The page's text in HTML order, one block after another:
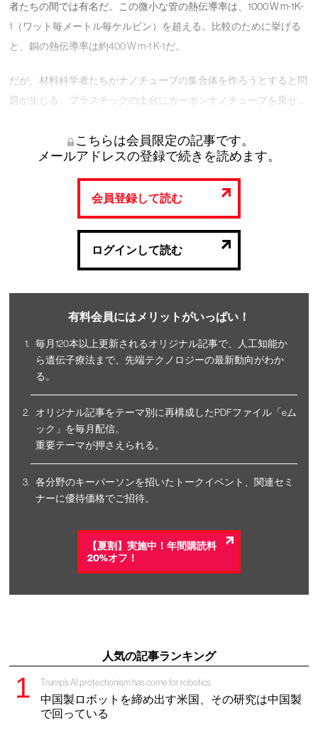
者たちの間では有名だ。この微小な管の熱伝導率は、1000 W m-1K-
1（ワット毎メートル毎ケルビン）を超える。比較のために挙げる
と、銅の熱伝導率は約400 W m-1 K-1だ。
だが、材料科学者たちがナノチューブの集合体を作ろうとすると問
題が生じる。プラスチックの土台にカーボンナノチューブを乗せ …
こちらは会員限定の記事です。
メールアドレスの登録で続きを読めます。
会員登録して読む
ログインして読む
有料会員にはメリットがいっぱい！
毎月120本以上更新されるオリジナル記事で、人工知能か
ら遺伝子療法まで、先端テクノロジーの最新動向がわか
る。
オリジナル記事をテーマ別に再構成したPDFファイル「eム
ック」を毎月配信。
重要テーマが押さえられる。
各分野のキーパーソンを招いたトークイベント、関連セミ
ナーに優待価格でご招待。
【夏割】実施中！年間購読料
20%オフ！
人気の記事ランキング
Trump’s AI protectionism has come for robotics
中国製ロボットを締め出す米国、その研究は中国製
で回っている